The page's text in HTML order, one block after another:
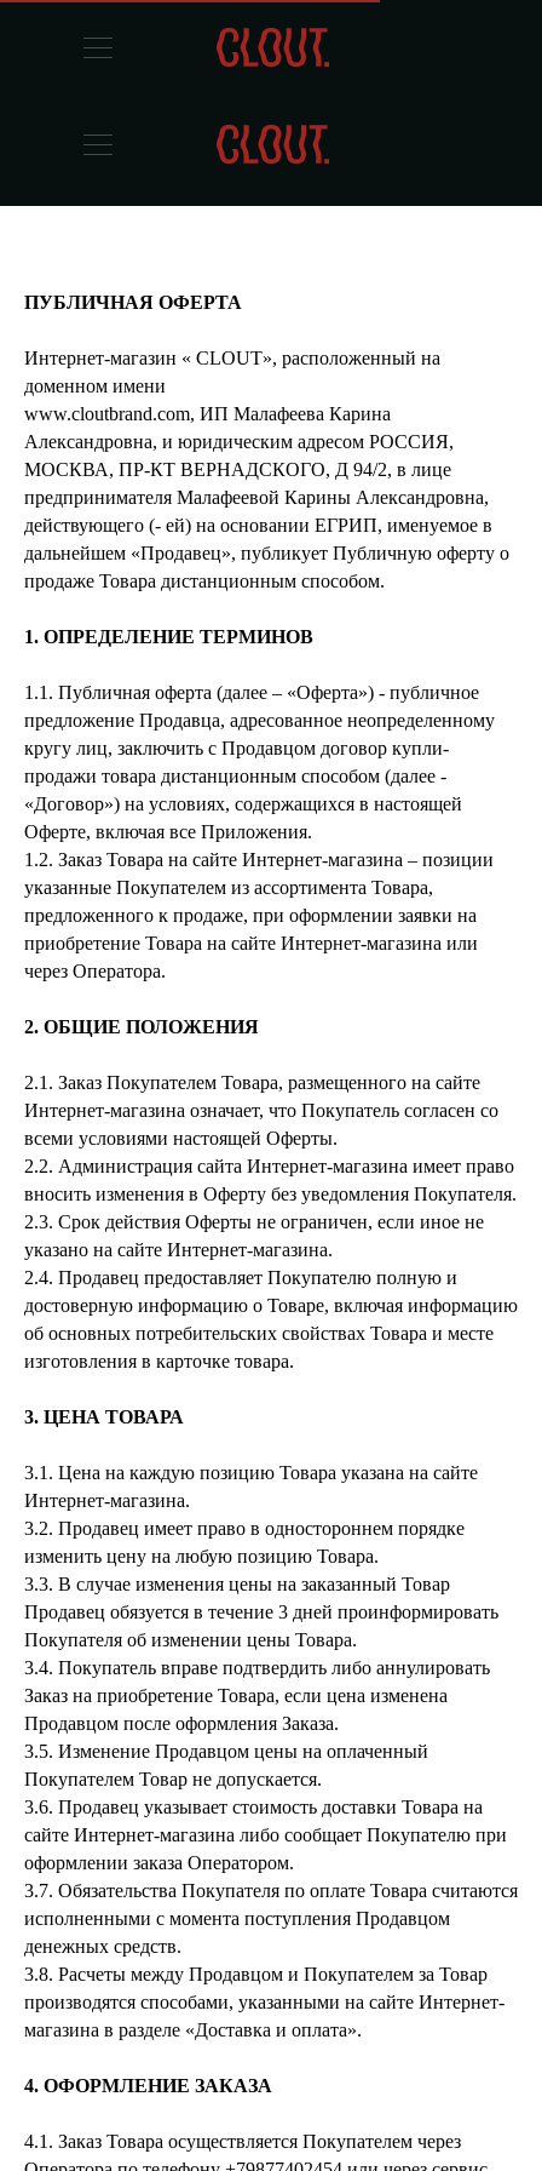
ПУБЛИЧНАЯ ОФЕРТА
Интернет-магазин « CLOUT», расположенный на
доменном имени
www.cloutbrand.com, ИП Малафеева Карина
Александровна, и юридическим адресом РОССИЯ,
МОСКВА, ПР-КТ ВЕРНАДСКОГО, Д 94/2, в лице
предпринимателя Малафеевой Карины Александровна,
действующего (- ей) на основании ЕГРИП, именуемое в
дальнейшем «Продавец», публикует Публичную оферту о
продаже Товара дистанционным способом.
1. ОПРЕДЕЛЕНИЕ ТЕРМИНОВ
1.1. Публичная оферта (далее – «Оферта») - публичное
предложение Продавца, адресованное неопределенному
кругу лиц, заключить с Продавцом договор купли-
продажи товара дистанционным способом (далее -
«Договор») на условиях, содержащихся в настоящей
Оферте, включая все Приложения.
1.2. Заказ Товара на сайте Интернет-магазина – позиции
указанные Покупателем из ассортимента Товара,
предложенного к продаже, при оформлении заявки на
приобретение Товара на сайте Интернет-магазина или
через Оператора.
2. ОБЩИЕ ПОЛОЖЕНИЯ
2.1. Заказ Покупателем Товара, размещенного на сайте
Интернет-магазина означает, что Покупатель согласен со
всеми условиями настоящей Оферты.
2.2. Администрация сайта Интернет-магазина имеет право
вносить изменения в Оферту без уведомления Покупателя.
2.3. Срок действия Оферты не ограничен, если иное не
указано на сайте Интернет-магазина.
2.4. Продавец предоставляет Покупателю полную и
достоверную информацию о Товаре, включая информацию
об основных потребительских свойствах Товара и месте
изготовления в карточке товара.
3. ЦЕНА ТОВАРА
3.1. Цена на каждую позицию Товара указана на сайте
Интернет-магазина.
3.2. Продавец имеет право в одностороннем порядке
изменить цену на любую позицию Товара.
3.3. В случае изменения цены на заказанный Товар
Продавец обязуется в течение 3 дней проинформировать
Покупателя об изменении цены Товара.
3.4. Покупатель вправе подтвердить либо аннулировать
Заказ на приобретение Товара, если цена изменена
Продавцом после оформления Заказа.
3.5. Изменение Продавцом цены на оплаченный
Покупателем Товар не допускается.
3.6. Продавец указывает стоимость доставки Товара на
сайте Интернет-магазина либо сообщает Покупателю при
оформлении заказа Оператором.
3.7. Обязательства Покупателя по оплате Товара считаются
исполненными с момента поступления Продавцом
денежных средств.
3.8. Расчеты между Продавцом и Покупателем за Товар
производятся способами, указанными на сайте Интернет-
магазина в разделе «Доставка и оплата».
4. ОФОРМЛЕНИЕ ЗАКАЗА
4.1. Заказ Товара осуществляется Покупателем через